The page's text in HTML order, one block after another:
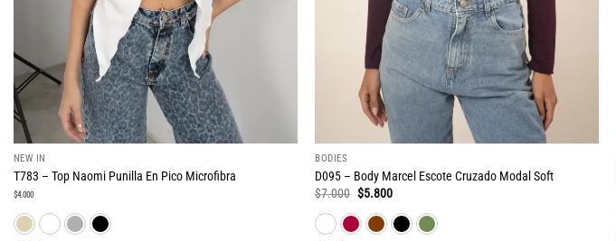
NEW IN
T783 – Top Naomi Punilla En Pico Microfibra
$4.000
BODIES
D095 – Body Marcel Escote Cruzado Modal Soft
$7.000 El
original
era:
$5.800El
actual
es: